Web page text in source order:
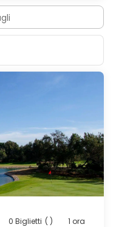
a secco.
0 Biglietti ( )
1 ora